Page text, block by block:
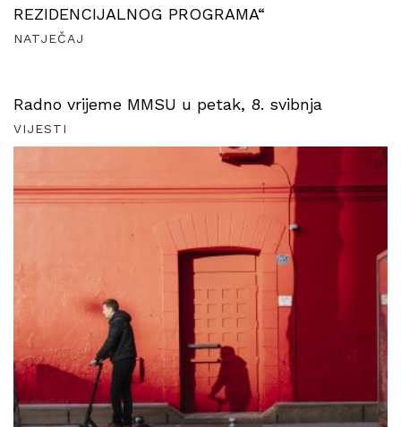
REZIDENCIJALNOG PROGRAMA“
NATJEČAJ
Radno vrijeme MMSU u petak, 8. svibnja
VIJESTI